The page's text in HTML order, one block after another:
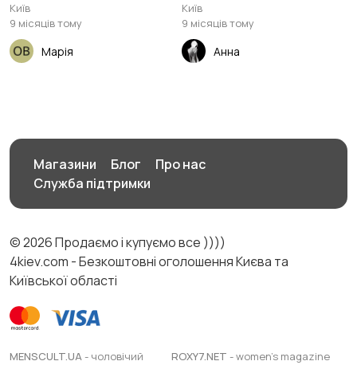
Київ
9 місяців тому
Марія
Київ
9 місяців тому
Анна
Магазини Блог
Про нас
Служба підтримки
© 2026 Продаємо і купуємо все ))))
4kiev.com - Безкоштовні оголошення Києва та
Київської області
MENSCULT.UA- чоловічий ROXY7.NET - women's magazine